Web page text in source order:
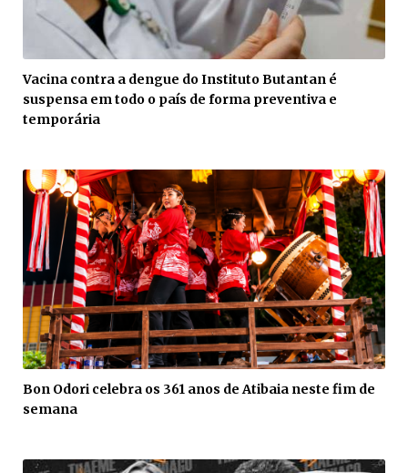
Vacina contra a dengue do Instituto Butantan é
suspensa em todo o país de forma preventiva e
temporária
Bon Odori celebra os 361 anos de Atibaia neste fim de
semana